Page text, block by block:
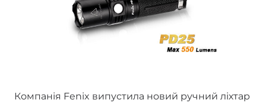
Компанія Fenix випустила новий ручний ліхтар